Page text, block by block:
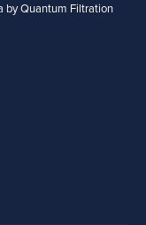
by Quantum Filtration